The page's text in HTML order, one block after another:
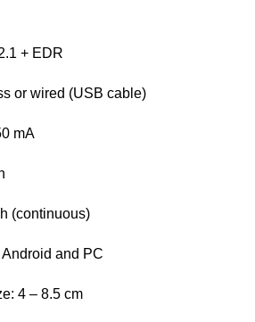
+ EDR
or wired (USB cable)
mA
(continuous)
and PC
4 – 8.5 cm